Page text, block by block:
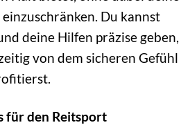
Du kannst
deine Hilfen präzise geben,
von dem sicheren Gefühl
für den Reitsport